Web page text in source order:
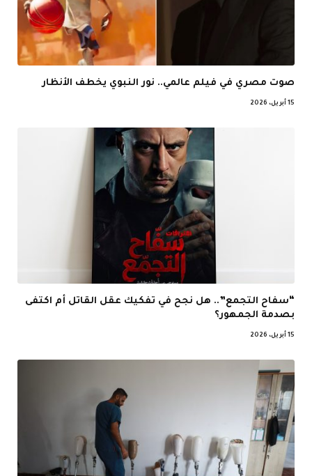
صوت مصري في فيلم عالمي.. نور النبوي يخطف الأنظار
15 أبريل، 2026
“سفاح التجمع”.. هل نجح في تفكيك عقل القاتل أم اكتفى
بصدمة الجمهور؟
15 أبريل، 2026